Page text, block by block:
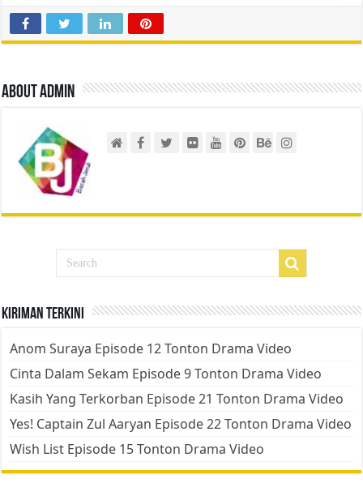
About admin
Kiriman Terkini
Anom Suraya Episode 12 Tonton Drama Video
Cinta Dalam Sekam Episode 9 Tonton Drama Video
Kasih Yang Terkorban Episode 21 Tonton Drama Video
Yes! Captain Zul Aaryan Episode 22 Tonton Drama Video
Wish List Episode 15 Tonton Drama Video